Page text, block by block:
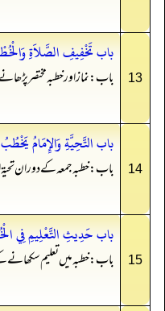
13
باب تَخْفِيفِ الصَّلاَةِ
باب: نماز اور خطبہ مختصر
14
باب التَّحِيَّةِ وَالإِمَامُ
باب: خطبہ جمعہ کے دوران تحیۃ
15
باب حَدِيثِ التَّعْلِيمِ فِي
باب: خطبہ میں تعلیم سکھانے